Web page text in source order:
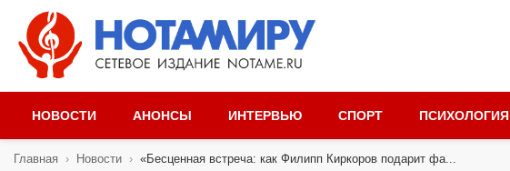
НОВОСТИ АНОНСЫ ИНТЕРВЬЮ СПОРТ ПСИХОЛОГИЯ
Главная › Новости › «Бесценная встреча: как Филипп Киркоров подарит фа...